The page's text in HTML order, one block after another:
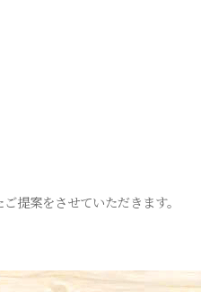
提案をさせていただきます。